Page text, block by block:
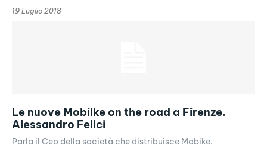
19 Luglio 2018
Le nuove Mobilke on the road a Firenze.
Alessandro Felici
Parla il Ceo della società che distribuisce Mobike.